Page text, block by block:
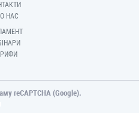
НАС
reCAPTCHA (Google).